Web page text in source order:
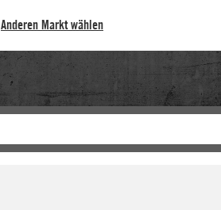
Anderen Markt wählen